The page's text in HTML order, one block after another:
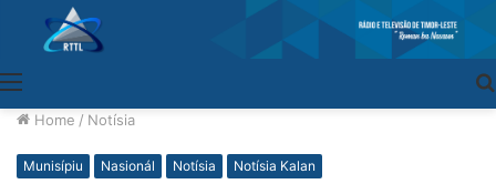
Home / Notísia
Munisípiu Nasionál Notísia Notísia Kalan